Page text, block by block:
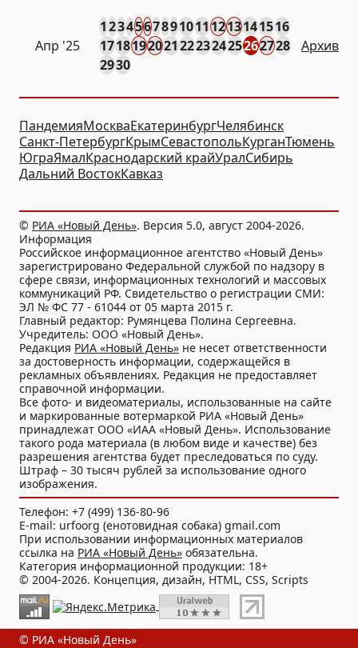
Апр '25
12345678910111213141516
171819202122232425262728
2930
Архив
ПандемияМоскваЕкатеринбургЧелябинск
Санкт-ПетербургКрымСевастопольКурганТюмень
ЮграЯмалКраснодарский крайУралСибирь
Дальний ВостокКавказ
© РИА «Новый День». Версия 5.0, август 2004-2026.
Информация
Российское информационное агентство «Новый День»
зарегистрировано Федеральной службой по надзору в
сфере связи, информационных технологий и массовых
коммуникаций РФ. Свидетельство о регистрации СМИ:
ЭЛ № ФС 77 - 61044 от 05 марта 2015 г.
Главный редактор: Румянцева Полина Сергеевна.
Учредитель: ООО «Новый День».
Редакция РИА «Новый День» не несет ответственности
за достоверность информации, содержащейся в
рекламных объявлениях. Редакция не предоставляет
справочной информации.
Все фото- и видеоматериалы, использованные на сайте
и маркированные вотермаркой РИА «Новый День»
принадлежат ООО «ИАА «Новый День». Использование
такого рода материала (в любом виде и качестве) без
разрешения агентства будет преследоваться по суду.
Штраф – 30 тысяч рублей за использование одного
изображения.
Телефон: +7 (499) 136-80-96
E-mail: urfoorg (енотовидная собака) gmail.com
При использовании информационных материалов
ссылка на РИА «Новый День» обязательна.
Категория информационной продукции: 18+
© 2004-2026. Концепция, дизайн, HTML, CSS, Scripts
© РИА «Новый День»